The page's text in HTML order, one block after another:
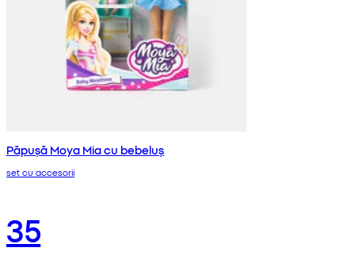
Păpușă Moya Mia cu bebeluș
set cu accesorii
35